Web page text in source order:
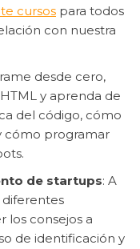
cursos para todos
con nuestra
desde cero,
y aprenda de
del código, cómo
cómo programar
de startups: A
diferentes
los consejos a
de identificación y